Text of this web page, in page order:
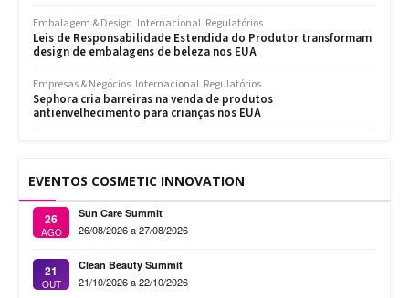
Embalagem & Design Internacional Regulatórios
Leis de Responsabilidade Estendida do Produtor transformam
design de embalagens de beleza nos EUA
Empresas & Negócios Internacional Regulatórios
Sephora cria barreiras na venda de produtos
antienvelhecimento para crianças nos EUA
EVENTOS COSMETIC INNOVATION
26
AGO
Sun Care Summit
26/08/2026 a 27/08/2026
21
OUT
Clean Beauty Summit
21/10/2026 a 22/10/2026